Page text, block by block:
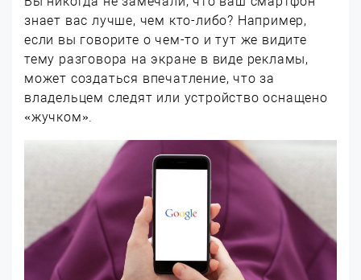
знает вас лучше, чем кто-либо? Например,
если вы говорите о чем-то и тут же видите
тему разговора на экране в виде рекламы,
может создаться впечатление, что за
владельцем следят или устройство оснащено
«жучком».